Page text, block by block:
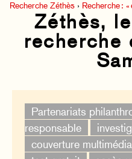
Recherche Zéthès › Recherche :
Zéthès,
recherche
Partenariats
responsable
couverture multimédia